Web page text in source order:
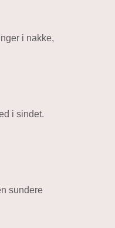
i nakke,
i sindet.
sundere